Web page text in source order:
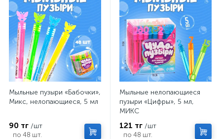
Мыльные пузыри «Бабочки»,
Микс, нелопающиеся, 5 мл
90 тг /шт
по 48 шт.
Мыльные нелопающиеся
пузыри «Цифры», 5 мл,
МИКС
121 тг /шт
по 48 шт.